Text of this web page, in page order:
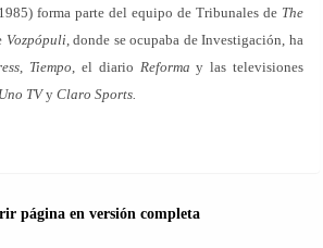
forma parte del equipo de Tribunales de The
Vozpópuli, donde se ocupaba de Investigación, ha
, Tiempo, el diario Reforma y las televisiones
Uno TVy Claro Sports.
página en versión completa